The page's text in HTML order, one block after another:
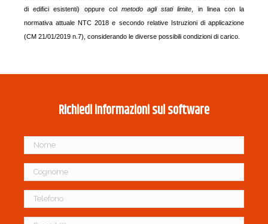
di edifici esistenti) oppure col metodo agli stati limite, in linea con la
normativa attuale NTC 2018 e secondo relative Istruzioni di applicazione
(CM 21/01/2019 n.7), considerando le diverse possibili condizioni di carico.
Richiedi informazioni sul software